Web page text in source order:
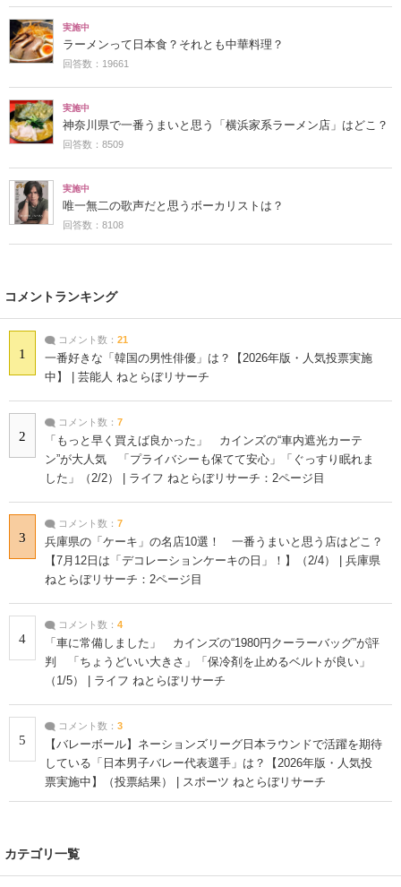
実施中
ラーメンって日本食？それとも中華料理？
回答数：19661
実施中
神奈川県で一番うまいと思う「横浜家系ラーメン店」はどこ？
回答数：8509
実施中
唯一無二の歌声だと思うボーカリストは？
回答数：8108
コメントランキング
1
コメント数： 21
一番好きな「韓国の男性俳優」は？【2026年版・人気投票実施
中】 | 芸能人 ねとらぼリサーチ
2
コメント数： 7
「もっと早く買えば良かった」 カインズの“車内遮光カーテ
ン”が大人気 「プライバシーも保てて安心」「ぐっすり眠れま
した」（2/2） | ライフ ねとらぼリサーチ：2ページ目
3
コメント数： 7
兵庫県の「ケーキ」の名店10選！ 一番うまいと思う店はどこ？
【7月12日は「デコレーションケーキの日」！】（2/4） | 兵庫県
ねとらぼリサーチ：2ページ目
4
コメント数： 4
「車に常備しました」 カインズの“1980円クーラーバッグ”が評
判 「ちょうどいい大きさ」「保冷剤を止めるベルトが良い」
（1/5） | ライフ ねとらぼリサーチ
5
コメント数： 3
【バレーボール】ネーションズリーグ日本ラウンドで活躍を期待
している「日本男子バレー代表選手」は？【2026年版・人気投
票実施中】（投票結果） | スポーツ ねとらぼリサーチ
カテゴリ一覧